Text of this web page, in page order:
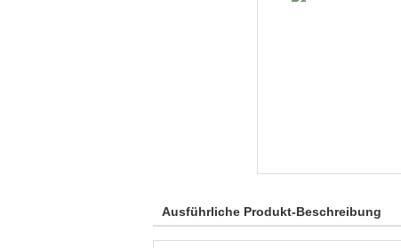
Ausführliche Produkt-Beschreibung